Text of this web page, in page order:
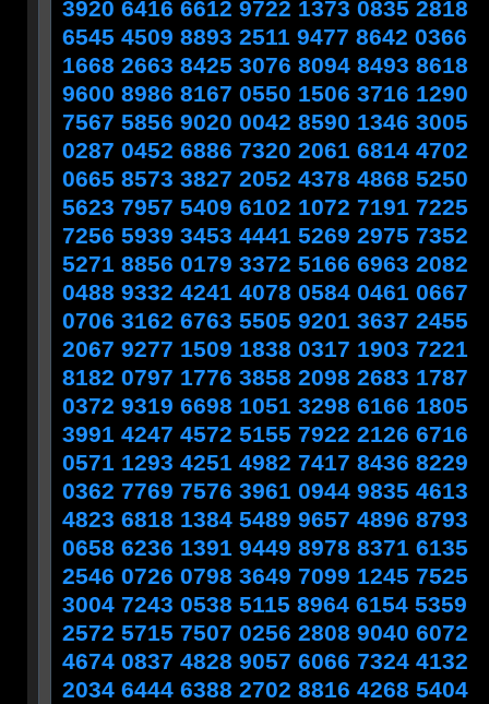
3920 6416 6612 9722 1373 0835 2818
6545 4509 8893 2511 9477 8642 0366
1668 2663 8425 3076 8094 8493 8618
9600 8986 8167 0550 1506 3716 1290
7567 5856 9020 0042 8590 1346 3005
0287 0452 6886 7320 2061 6814 4702
0665 8573 3827 2052 4378 4868 5250
5623 7957 5409 6102 1072 7191 7225
7256 5939 3453 4441 5269 2975 7352
5271 8856 0179 3372 5166 6963 2082
0488 9332 4241 4078 0584 0461 0667
0706 3162 6763 5505 9201 3637 2455
2067 9277 1509 1838 0317 1903 7221
8182 0797 1776 3858 2098 2683 1787
0372 9319 6698 1051 3298 6166 1805
3991 4247 4572 5155 7922 2126 6716
0571 1293 4251 4982 7417 8436 8229
0362 7769 7576 3961 0944 9835 4613
4823 6818 1384 5489 9657 4896 8793
0658 6236 1391 9449 8978 8371 6135
2546 0726 0798 3649 7099 1245 7525
3004 7243 0538 5115 8964 6154 5359
2572 5715 7507 0256 2808 9040 6072
4674 0837 4828 9057 6066 7324 4132
2034 6444 6388 2702 8816 4268 5404